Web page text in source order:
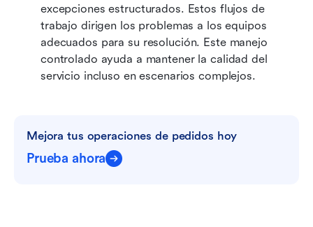
excepciones estructurados. Estos flujos de
trabajo dirigen los problemas a los equipos
adecuados para su resolución. Este manejo
controlado ayuda a mantener la calidad del
servicio incluso en escenarios complejos.
Mejora tus operaciones de pedidos hoy
Prueba ahora